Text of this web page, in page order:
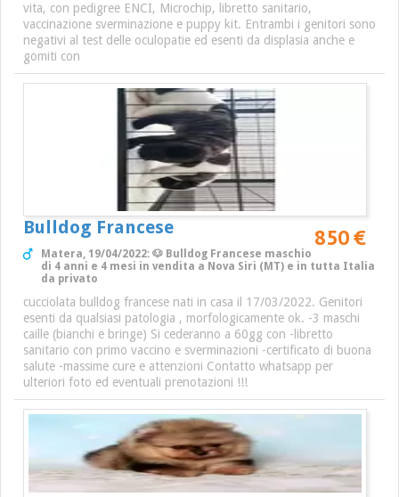
vita, con pedigree ENCI, Microchip, libretto sanitario,
vaccinazione sverminazione e puppy kit. Entrambi i genitori sono
negativi al test delle oculopatie ed esenti da displasia anche e
gomiti con
Bulldog Francese 850 €
Matera, 19/04/2022: 🐶 Bulldog Francese maschio
di 4 anni e 4 mesi in vendita a Nova Siri (MT) e in tutta Italia
da privato
cucciolata bulldog francese nati in casa il 17/03/2022. Genitori
esenti da qualsiasi patologia , morfologicamente ok. -3 maschi
caille (bianchi e bringe) Si cederanno a 60gg con -libretto
sanitario con primo vaccino e sverminazioni -certificato di buona
salute -massime cure e attenzioni Contatto whatsapp per
ulteriori foto ed eventuali prenotazioni !!!